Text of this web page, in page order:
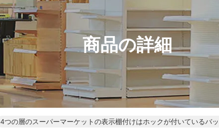
商品の詳細
4つの層のスーパーマーケットの表示棚付けはホックが付いているバ